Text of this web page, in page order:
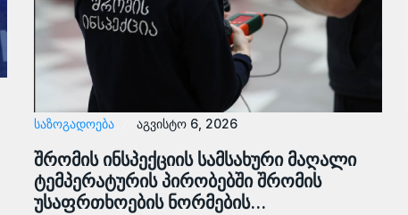
ᲡᲐᲖᲝᲒᲐᲓᲝᲔᲑᲐ აგვისტო 6, 2026
შრომის ინსპექციის სამსახური მაღალი
ტემპერატურის პირობებში შრომის
უსაფრთხოების ნორმების…